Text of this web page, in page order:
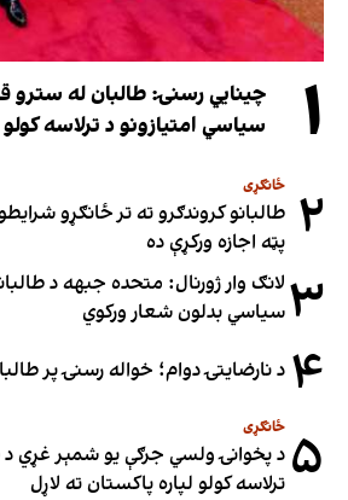
۱
چینایي رسنۍ: طالبان له سترو
سیاسي امتیازونو د ترلاسه کولو
۲ ځانګړی
طالبانو کروندګرو ته تر ځانګړو
پټه اجازه ورکړې ده
۳ لانګ وار ژورنال: متحده جبهه د
سیاسي بدلون شعار ورکوي
۴ د نارضایتۍ دوام؛ خواله رسنۍ پر
۵ ځانګړی
د پخوانۍ ولسي جرګې یو شمېر غړي د
ترلاسه کولو لپاره پاکستان ته لاړل